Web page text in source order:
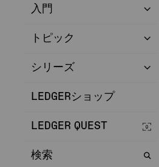
入門
トピック
シリーズ
LEDGERショップ
LEDGER QUEST
検索